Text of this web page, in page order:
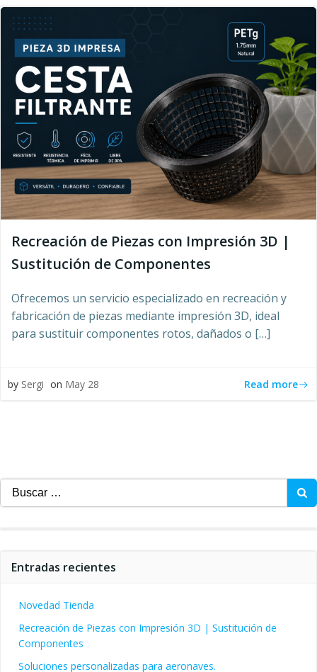
Recreación de Piezas con Impresión 3D |
Sustitución de Componentes
Ofrecemos un servicio especializado en recreación y
fabricación de piezas mediante impresión 3D, ideal
para sustituir componentes rotos, dañados o […]
by Sergi on May 28 Read more
Buscar:
Entradas recientes
Novedad Tienda
Recreación de Piezas con Impresión 3D | Sustitución de
Componentes
Soluciones personalizadas para aeronaves.